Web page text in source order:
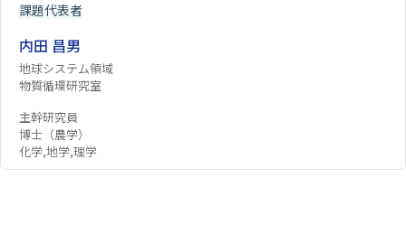
課題代表者
内田 昌男
地球システム領域
物質循環研究室
主幹研究員
博士（農学）
化学,地学,理学